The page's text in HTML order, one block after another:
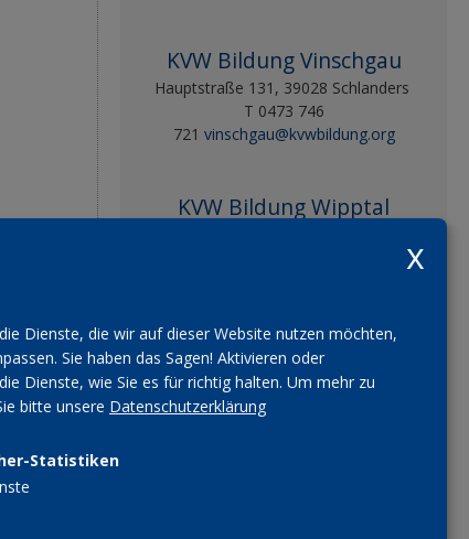
KVW Bildung Vinschgau
Hauptstraße 131, 39028 Schlanders
T 0473 746
721 vinschgau@kvwbildung.org
KVW Bildung Wipptal
KVW Bildung Landesleitung
Pfarrplatz 31, 39100 Bozen
T 0471 309 175
Dienste, die wir auf dieser Website nutzen möchten,
Sie haben das Sagen! Aktivieren oder
Dienste, wie Sie es für richtig halten. Um mehr zu
bitte unsere Datenschutzerklärung
Statistiken